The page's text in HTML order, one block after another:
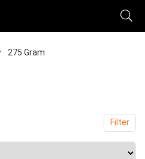
‎275 Gram
Filter